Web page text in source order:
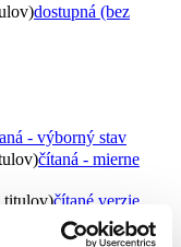
dostupná (bez
- výborný stav
čítaná - mierne
titulov)čítané verzie